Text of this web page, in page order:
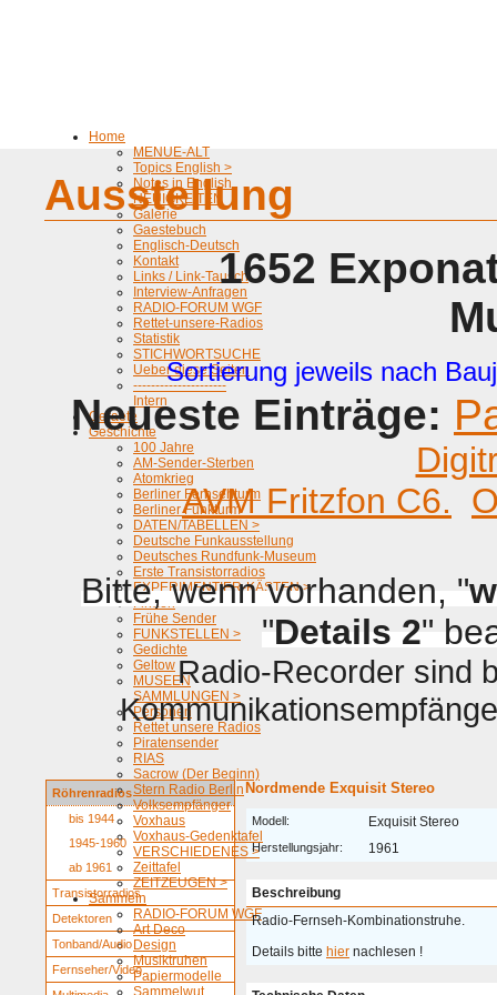
Home
MENUE-ALT
Topics English >
Notes in English
NEUIGKEITEN
Galerie
Gaestebuch
Englisch-Deutsch
Kontakt
Links / Link-Tausch
Interview-Anfragen
RADIO-FORUM WGF
Rettet-unsere-Radios
Statistik
STICHWORTSUCHE
Ueber diese Seiten
---------------------
Intern
Geraete
Geschichte
100 Jahre
AM-Sender-Sterben
Atomkrieg
Berliner Fernsehturm
Berliner Funkturm
DATEN/TABELLEN >
Deutsche Funkausstellung
Deutsches Rundfunk-Museum
Erste Transistorradios
EXPERIMENTIER-KÄSTEN >
Firmen
Frühe Sender
FUNKSTELLEN >
Gedichte
Geltow
MUSEEN
SAMMLUNGEN >
Personen
Rettet unsere Radios
Piratensender
RIAS
Sacrow (Der Beginn)
Stern Radio Berlin
Volksempfänger
Voxhaus
Voxhaus-Gedenktafel
VERSCHIEDENES >
Zeittafel
ZEITZEUGEN >
Sammeln
RADIO-FORUM WGF
Art Deco
Design
Musiktruhen
Papiermodelle
Sammelwut
Ausstellung
1652
Sortierung jeweils nach
Neueste Einträge:
AVM Fritzfon C6.
Bitte, wenn vorhanden, "
"Details 2"
Radio-Recorder sind
Röhrenradios
bis 1944
1945-1960
ab 1961
Transistorradios
Detektoren
Tonband/Audio
Fernseher/Video
Nordmende Exquisit Stereo
Modell: Exquisit Stereo
Herstellungsjahr: 1961
Beschreibung
Radio-Fernseh-Kombinationstruhe.
Details bitte hier nachlesen !